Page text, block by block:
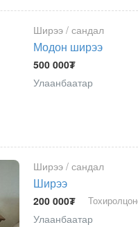
Ширээ / сандал
Модон ширээ
500 000₮
Улаанбаатар
Ширээ / сандал
Ширээ
200 000₮
Улаанбаатар